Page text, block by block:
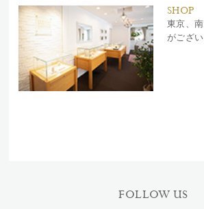
SHOP
東京、
がござ
FOLLOW US